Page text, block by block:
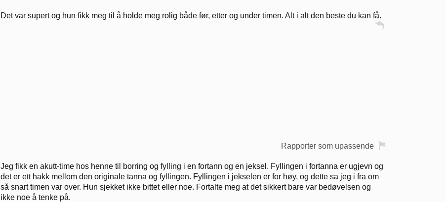
Det var supert og hun fikk meg til å holde meg rolig både før, etter og under timen. Alt i alt den beste du kan få.
Rapporter som upassende
Jeg fikk en akutt-time hos henne til borring og fylling i en fortann og en jeksel. Fyllingen i fortanna er ugjevn og
det er ett hakk mellom den originale tanna og fyllingen. Fyllingen i jekselen er for høy, og dette sa jeg i fra om
så snart timen var over. Hun sjekket ikke bittet eller noe. Fortalte meg at det sikkert bare var bedøvelsen og
ikke noe å tenke på.